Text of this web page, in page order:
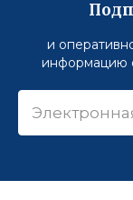
и
информацию